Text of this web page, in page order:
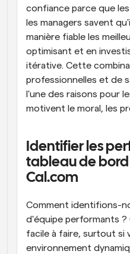
confiance parce que
les managers savent
manière fiable les
optimisant et en
itérative. Cette
professionnelles et de
l'une des raisons pour
motivent le moral, les
Identifier les
tableau de bord
Cal.com
Comment identifions-
d'équipe performants
facile à faire, surtout si
environnement